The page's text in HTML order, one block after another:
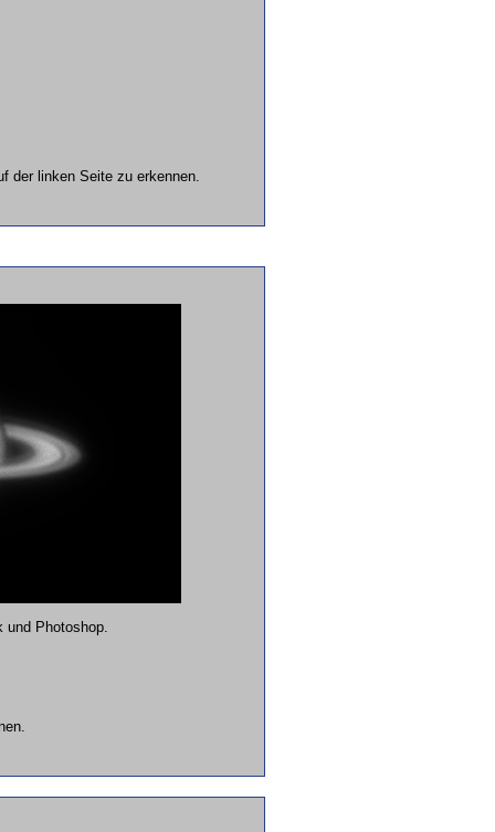
der linken Seite zu erkennen.
Photoshop.